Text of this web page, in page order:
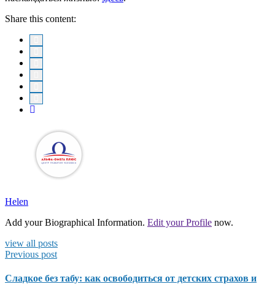
Share this content:
Helen
Add your Biographical Information. Edit your Profile now.
view all posts
Previous post
Сладкое без табу: как освободиться от детских страхов и